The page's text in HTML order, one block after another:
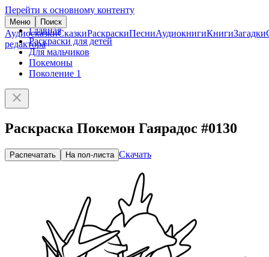
Перейти к основному контенту
Меню Поиск
АудиосказкиСказкиРаскраскиПесниАудиокнигиКнигиЗагадки
редактора
Главная
Раскраски для детей
Для мальчиков
Покемоны
Поколение 1
Раскраска Покемон Гаярадос #0130
Распечатать На пол-листа Скачать